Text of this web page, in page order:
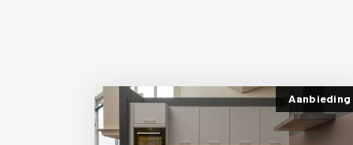
Aanbieding